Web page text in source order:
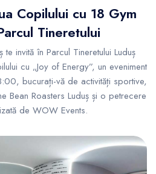
Copilului cu 18 Gym
Tineretului
te invită în Parcul Tineretului Luduș
cu „Joy of Energy”, un eveniment
bucurați-vă de activități sportive,
Bean Roasters Luduș și o petrecere
de WOW Events.